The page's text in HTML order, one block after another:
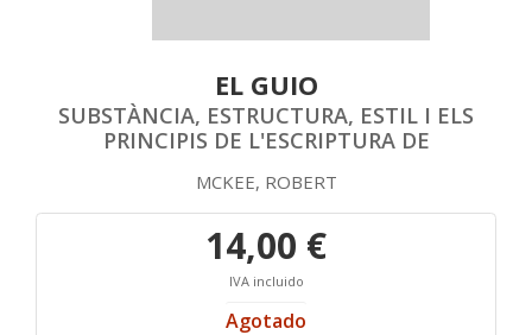
EL GUIO
SUBSTÀNCIA, ESTRUCTURA, ESTIL I ELS
PRINCIPIS DE L'ESCRIPTURA DE
MCKEE, ROBERT
14,00 €
IVA incluido
Agotado